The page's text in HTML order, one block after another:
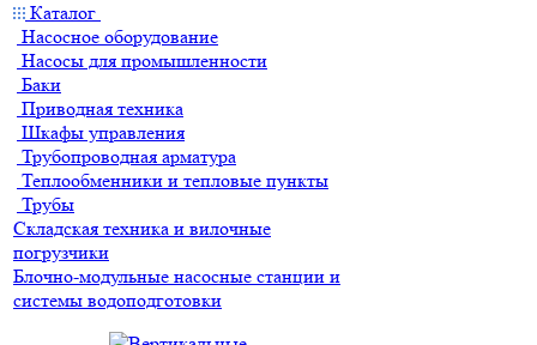
Каталог
Насосное оборудование
Насосы для промышленности
Баки
Приводная техника
Шкафы управления
Трубопроводная арматура
Теплообменники и тепловые пункты
Трубы
Складская техника и вилочные
погрузчики
Блочно-модульные насосные станции и
системы водоподготовки